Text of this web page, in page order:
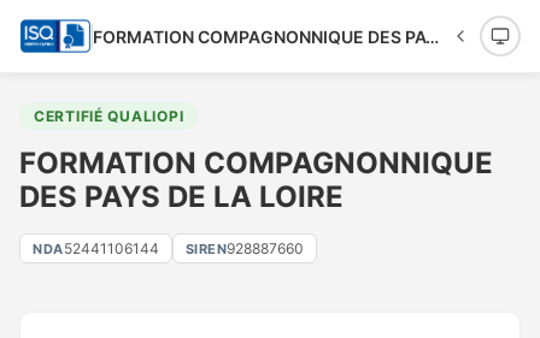
FORMATION COMPAGNONNIQUE DES PAYS DE LA LOIRE
CERTIFIÉ QUALIOPI
FORMATION COMPAGNONNIQUE
DES PAYS DE LA LOIRE
NDA52441106144 SIREN928887660